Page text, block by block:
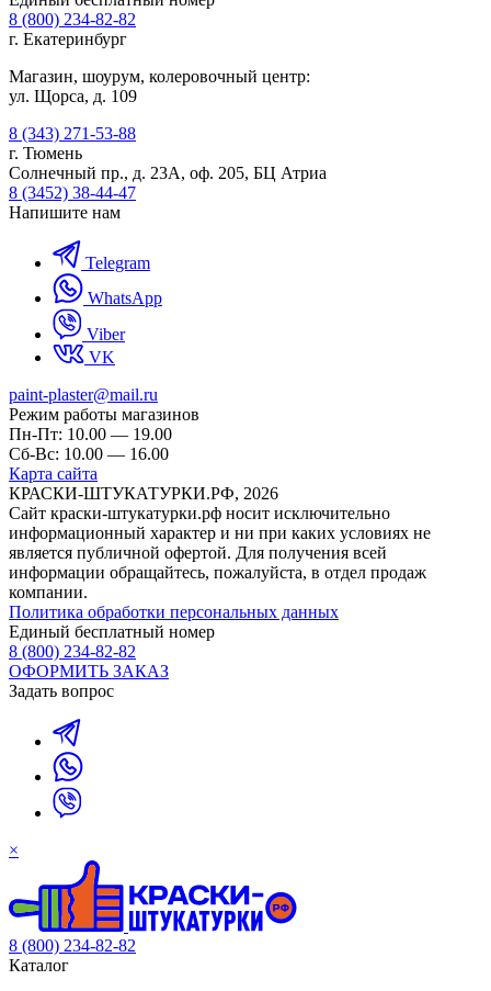
8 (800) 234-82-82
г. Екатеринбург
Магазин, шоурум, колеровочный центр:
ул. Щорса, д. 109
8 (343) 271-53-88
г. Тюмень
Солнечный пр., д. 23А, оф. 205, БЦ Атриа
8 (3452) 38-44-47
Напишите нам
Telegram
WhatsApp
Viber
VK
paint-plaster@mail.ru
Режим работы магазинов
Пн-Пт: 10.00 — 19.00
Сб-Вс: 10.00 — 16.00
Карта сайта
КРАСКИ-ШТУКАТУРКИ.РФ, 2026
Cайт краски-штукатурки.рф носит исключительно
информационный характер и ни при каких условиях не
является публичной офертой. Для получения всей
информации обращайтесь, пожалуйста, в отдел продаж
компании.
Политика обработки персональных данных
Единый бесплатный номер
8 (800) 234-82-82
ОФОРМИТЬ ЗАКАЗ
Задать вопрос
×
8 (800) 234-82-82
Каталог